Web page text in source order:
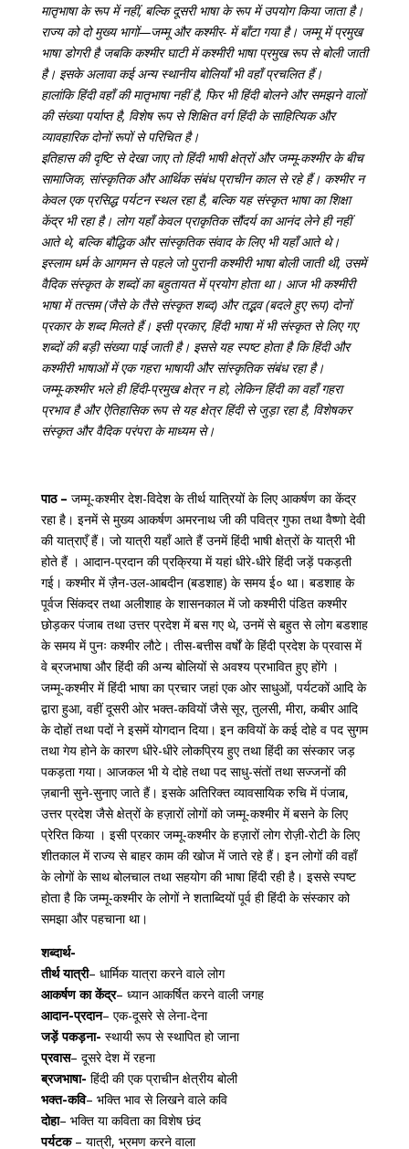
मातृभाषा के रूप में नहीं, बल्कि दूसरी भाषा के रूप में उपयोग किया जाता है।
राज्य को दो मुख्य भागों—जम्मू और कश्मीर- में बाँटा गया है। जम्मू में प्रमुख
भाषा डोगरी है जबकि कश्मीर घाटी में कश्मीरी भाषा प्रमुख रूप से बोली जाती
है। इसके अलावा कई अन्य स्थानीय बोलियाँ भी वहाँ प्रचलित हैं।
हालांकि हिंदी वहाँ की मातृभाषा नहीं है, फिर भी हिंदी बोलने और समझने वालों
की संख्या पर्याप्त है, विशेष रूप से शिक्षित वर्ग हिंदी के साहित्यिक और
व्यावहारिक दोनों रूपों से परिचित है।
इतिहास की दृष्टि से देखा जाए तो हिंदी भाषी क्षेत्रों और जम्मू-कश्मीर के बीच
सामाजिक, सांस्कृतिक और आर्थिक संबंध प्राचीन काल से रहे हैं। कश्मीर न
केवल एक प्रसिद्ध पर्यटन स्थल रहा है, बल्कि यह संस्कृत भाषा का शिक्षा
केंद्र भी रहा है। लोग यहाँ केवल प्राकृतिक सौंदर्य का आनंद लेने ही नहीं
आते थे, बल्कि बौद्धिक और सांस्कृतिक संवाद के लिए भी यहाँ आते थे।
इस्लाम धर्म के आगमन से पहले जो पुरानी कश्मीरी भाषा बोली जाती थी, उसमें
वैदिक संस्कृत के शब्दों का बहुतायत में प्रयोग होता था। आज भी कश्मीरी
भाषा में तत्सम (जैसे के तैसे संस्कृत शब्द) और तद्भव (बदले हुए रूप) दोनों
प्रकार के शब्द मिलते हैं। इसी प्रकार, हिंदी भाषा में भी संस्कृत से लिए गए
शब्दों की बड़ी संख्या पाई जाती है। इससे यह स्पष्ट होता है कि हिंदी और
कश्मीरी भाषाओं में एक गहरा भाषायी और सांस्कृतिक संबंध रहा है।
जम्मू-कश्मीर भले ही हिंदी-प्रमुख क्षेत्र न हो, लेकिन हिंदी का वहाँ गहरा
प्रभाव है और ऐतिहासिक रूप से यह क्षेत्र हिंदी से जुड़ा रहा है, विशेषकर
संस्कृत और वैदिक परंपरा के माध्यम से।
पाठ – जम्मू-कश्मीर देश-विदेश के तीर्थ यात्रियों के लिए आकर्षण का केंद्र
रहा है। इनमें से मुख्य आकर्षण अमरनाथ जी की पवित्र गुफा तथा वैष्णो देवी
की यात्राएँ हैं। जो यात्री यहाँ आते हैं उनमें हिंदी भाषी क्षेत्रों के यात्री भी
होते हैं । आदान-प्रदान की प्रक्रिया में यहां धीरे-धीरे हिंदी जड़ें पकड़ती
गई। कश्मीर में ज़ैन-उल-आबदीन (बडशाह) के समय ई० था। बडशाह के
पूर्वज सिंकदर तथा अलीशाह के शासनकाल में जो कश्मीरी पंडित कश्मीर
छोड़कर पंजाब तथा उत्तर प्रदेश में बस गए थे, उनमें से बहुत से लोग बडशाह
के समय में पुनः कश्मीर लौटे। तीस-बत्तीस वर्षों के हिंदी प्रदेश के प्रवास में
वे ब्रजभाषा और हिंदी की अन्य बोलियों से अवश्य प्रभावित हुए होंगे ।
जम्मू-कश्मीर में हिंदी भाषा का प्रचार जहां एक ओर साधुओं, पर्यटकों आदि के
द्वारा हुआ, वहीं दूसरी ओर भक्त-कवियों जैसे सूर, तुलसी, मीरा, कबीर आदि
के दोहों तथा पदों ने इसमें योगदान दिया। इन कवियों के कई दोहे व पद सुगम
तथा गेय होने के कारण धीरे-धीरे लोकप्रिय हुए तथा हिंदी का संस्कार जड़
पकड़ता गया। आजकल भी ये दोहे तथा पद साधु-संतों तथा सज्जनों की
ज़बानी सुने-सुनाए जाते हैं। इसके अतिरिक्त व्यावसायिक रुचि में पंजाब,
उत्तर प्रदेश जैसे क्षेत्रों के हज़ारों लोगों को जम्मू-कश्मीर में बसने के लिए
प्रेरित किया । इसी प्रकार जम्मू-कश्मीर के हज़ारों लोग रोज़ी-रोटी के लिए
शीतकाल में राज्य से बाहर काम की खोज में जाते रहे हैं। इन लोगों की वहाँ
के लोगों के साथ बोलचाल तथा सहयोग की भाषा हिंदी रही है। इससे स्पष्ट
होता है कि जम्मू-कश्मीर के लोगों ने शताब्दियों पूर्व ही हिंदी के संस्कार को
समझा और पहचाना था।
शब्दार्थ-
तीर्थ यात्री– धार्मिक यात्रा करने वाले लोग
आकर्षण का केंद्र– ध्यान आकर्षित करने वाली जगह
आदान-प्रदान– एक-दूसरे से लेना-देना
जड़ें पकड़ना- स्थायी रूप से स्थापित हो जाना
प्रवास– दूसरे देश में रहना
ब्रजभाषा- हिंदी की एक प्राचीन क्षेत्रीय बोली
भक्त-कवि– भक्ति भाव से लिखने वाले कवि
दोहा– भक्ति या कविता का विशेष छंद
पर्यटक– यात्री, भ्रमण करने वाला